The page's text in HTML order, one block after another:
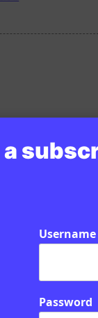
Username
Password